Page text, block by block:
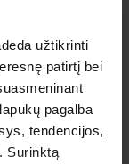
užtikrinti
patirtį bei
pagalba
tendencijos,
Surinktą